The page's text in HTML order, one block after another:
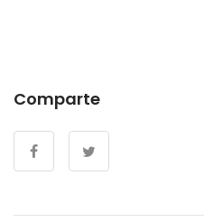
Comparte